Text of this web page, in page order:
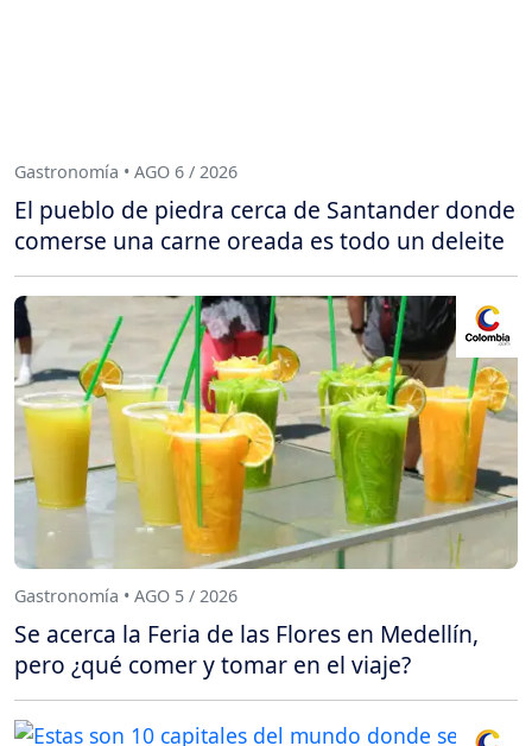
Gastronomía • AGO 6 / 2026
El pueblo de piedra cerca de Santander donde
comerse una carne oreada es todo un deleite
Gastronomía • AGO 5 / 2026
Se acerca la Feria de las Flores en Medellín,
pero ¿qué comer y tomar en el viaje?